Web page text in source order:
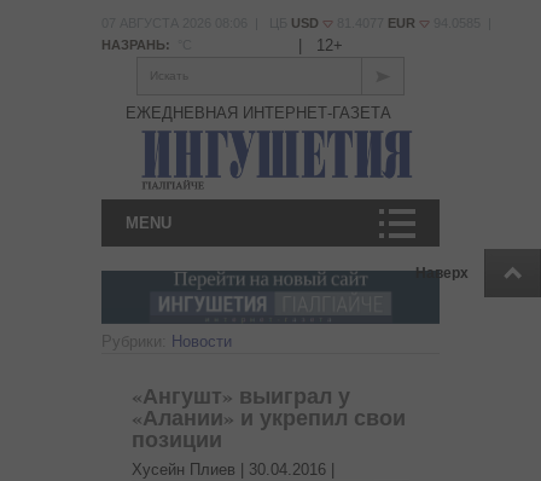
Наверх
USD EUR
НАЗРАНЬ:
12+
Искать
ЕЖЕДНЕВНАЯ ИНТЕРНЕТ-ГАЗЕТА
MENU
Рубрики: Новости
«Ангушт» выиграл у
«Алании» и укрепил свои
позиции
Хусейн Плиев | 30.04.2016